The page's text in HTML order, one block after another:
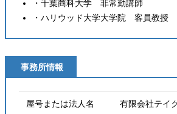
・千葉商科大学 非常勤講師
・ハリウッド大学大学院 客員教授
事務所情報
屋号または法人名 有限会社テイク